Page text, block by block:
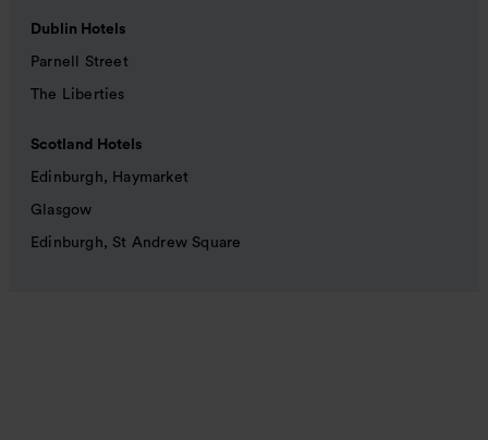
Dublin Hotels
Parnell Street
The Liberties
Scotland Hotels
Edinburgh, Haymarket
Glasgow
Edinburgh, St Andrew Square